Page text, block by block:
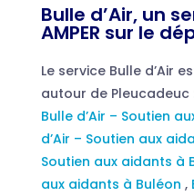
Bulle d’Air, un
AMPER sur le
Le service Bulle d’Air
autour de Pleucadeuc
Bulle d’Air – Soutien
d’Air – Soutien aux
Soutien aux aidants à
aux aidants à Buléon ,